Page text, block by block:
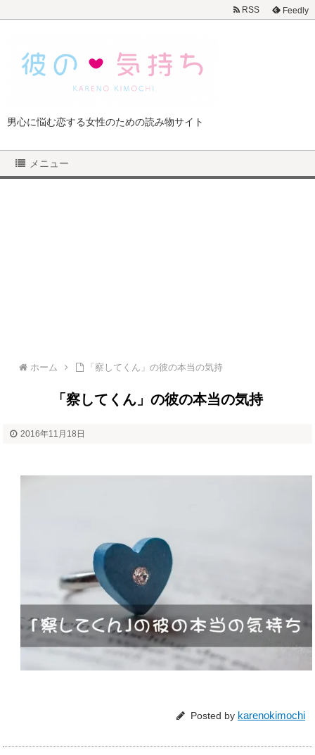
男心に悩む恋する女性のための読み物サイト
メニュー
RSS Feedly
ホーム 「察してくん」の彼の本当の気持
「察してくん」の彼の本当の気持
2016年11月18日
Posted by karenokimochi